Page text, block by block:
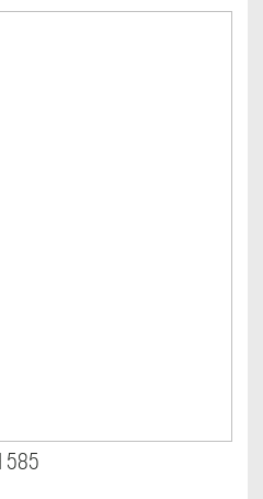
585